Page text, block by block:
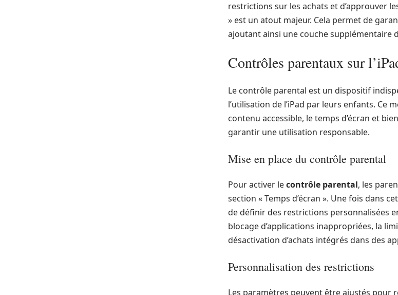
restrictions sur les achats et d’approuver
» est un atout majeur. Cela permet de
ajoutant ainsi une couche supplémentaire
Contrôles parentaux sur
Le contrôle parental est un dispositif
l’utilisation de l’iPad par leurs enfants.
contenu accessible, le temps d’écran et
garantir une utilisation responsable.
Mise en place du contrôle parental
Pour activer lecontrôle parental, les
section « Temps d’écran ». Une fois dans
de définir des restrictions personnalisées
blocage d’applications inappropriées, la
désactivation d’achats intégrés dans des
Personnalisation des restrictions
Les paramètres peuvent être ajustés pour